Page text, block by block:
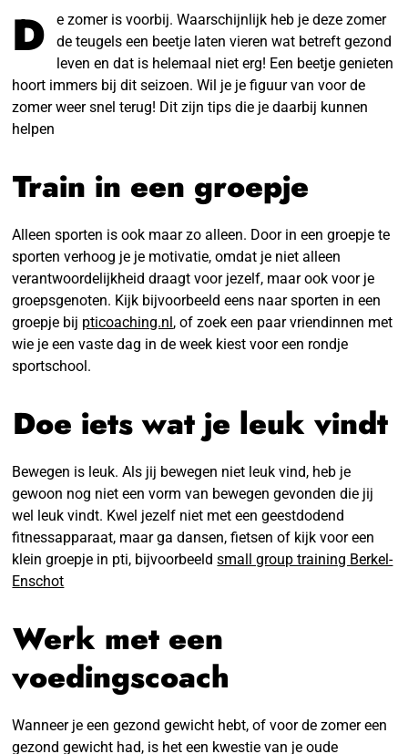
D
e zomer is voorbij. Waarschijnlijk heb je deze zomer
de teugels een beetje laten vieren wat betreft gezond
leven en dat is helemaal niet erg! Een beetje genieten
hoort immers bij dit seizoen. Wil je je figuur van voor de
zomer weer snel terug! Dit zijn tips die je daarbij kunnen
helpen
Train in een groepje
Alleen sporten is ook maar zo alleen. Door in een groepje te
sporten verhoog je je motivatie, omdat je niet alleen
verantwoordelijkheid draagt voor jezelf, maar ook voor je
groepsgenoten. Kijk bijvoorbeeld eens naar sporten in een
groepje bij pticoaching.nl, of zoek een paar vriendinnen met
wie je een vaste dag in de week kiest voor een rondje
sportschool.
Doe iets wat je leuk vindt
Bewegen is leuk. Als jij bewegen niet leuk vind, heb je
gewoon nog niet een vorm van bewegen gevonden die jij
wel leuk vindt. Kwel jezelf niet met een geestdodend
fitnessapparaat, maar ga dansen, fietsen of kijk voor een
klein groepje in pti, bijvoorbeeldsmall group training Berkel-
Enschot
Werk met een
voedingscoach
Wanneer je een gezond gewicht hebt, of voor de zomer een
gezond gewicht had, is het een kwestie van je oude